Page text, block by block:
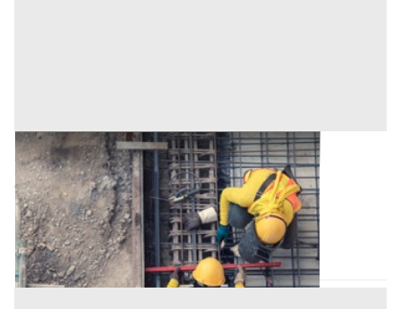
Lotto Edificabile all'asta a Nuoro
Tortolì (Nuoro)
Offerta minima
76.882,50 € 102.510 €
Codice asta:46ca99b2
Asta chiusa